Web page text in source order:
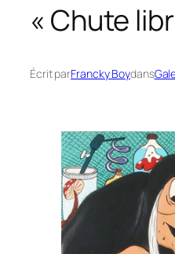
« Chute
Écrit parFrancky Boydans